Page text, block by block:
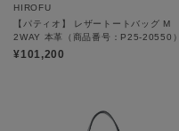
HIROFU
【パティオ】 レザートートバッグ M
2WAY 本革（商品番号：P25-20550）
¥101,200